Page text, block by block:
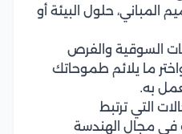
حلول البيئة أو
السوقية والفرص
ما يلائم طموحاتك
به.
التي ترتبط
في مجال الهندسة